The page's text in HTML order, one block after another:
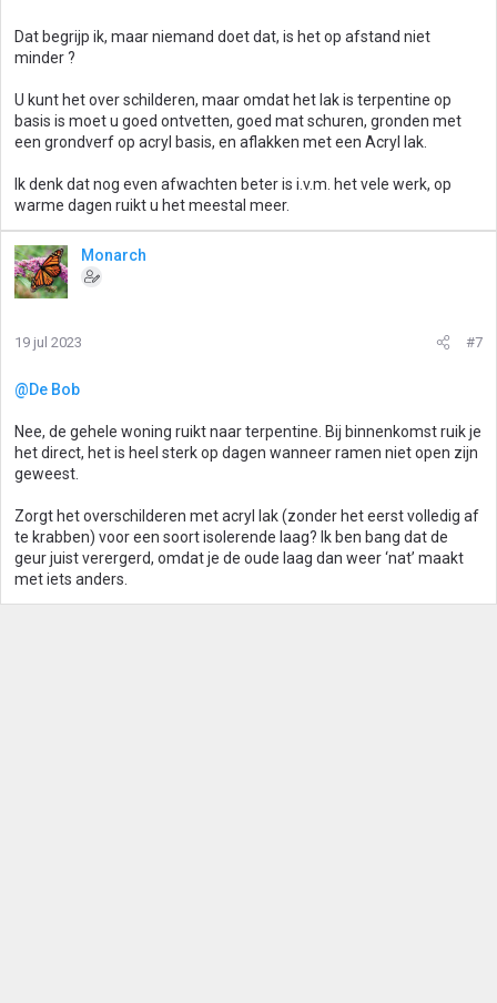
Dat begrijp ik, maar niemand doet dat, is het op afstand niet
minder ?
U kunt het over schilderen, maar omdat het lak is terpentine op
basis is moet u goed ontvetten, goed mat schuren, gronden met
een grondverf op acryl basis, en aflakken met een Acryl lak.
Ik denk dat nog even afwachten beter is i.v.m. het vele werk, op
warme dagen ruikt u het meestal meer.
Monarch
19 jul 2023 #7
@De Bob
Nee, de gehele woning ruikt naar terpentine. Bij binnenkomst ruik je
het direct, het is heel sterk op dagen wanneer ramen niet open zijn
geweest.
Zorgt het overschilderen met acryl lak (zonder het eerst volledig af
te krabben) voor een soort isolerende laag? Ik ben bang dat de
geur juist verergerd, omdat je de oude laag dan weer ‘nat’ maakt
met iets anders.